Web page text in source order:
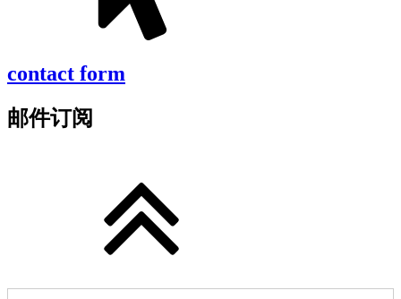
contact form
邮件订阅